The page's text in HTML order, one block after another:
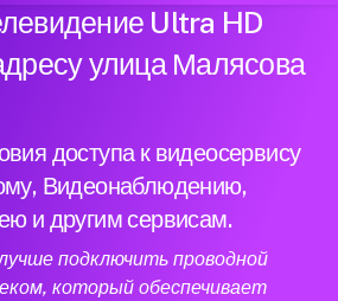
Ultra HD
улица Малясова
доступа к видеосервису
Видеонаблюдению,
и другим сервисам.
подключить проводной
который обеспечивает